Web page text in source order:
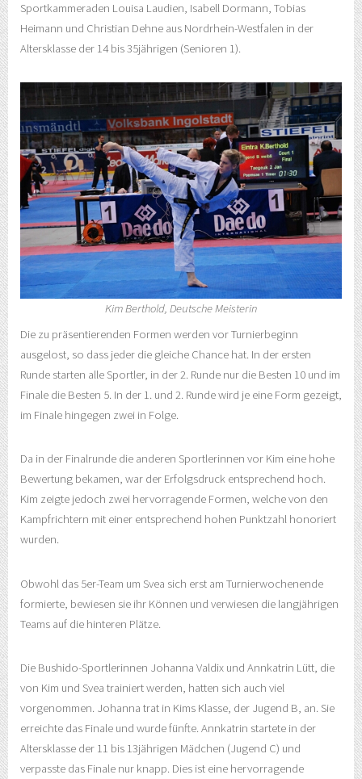
Sportkammeraden Louisa Laudien, Isabell Dormann, Tobias
Heimann und Christian Dehne aus Nordrhein-Westfalen in der
Altersklasse der 14 bis 35jährigen (Senioren 1).
Kim Berthold, Deutsche Meisterin
Die zu präsentierenden Formen werden vor Turnierbeginn
ausgelost, so dass jeder die gleiche Chance hat. In der ersten
Runde starten alle Sportler, in der 2. Runde nur die Besten 10 und im
Finale die Besten 5. In der 1. und 2. Runde wird je eine Form gezeigt,
im Finale hingegen zwei in Folge.
Da in der Finalrunde die anderen Sportlerinnen vor Kim eine hohe
Bewertung bekamen, war der Erfolgsdruck entsprechend hoch.
Kim zeigte jedoch zwei hervorragende Formen, welche von den
Kampfrichtern mit einer entsprechend hohen Punktzahl honoriert
wurden.
Obwohl das 5er-Team um Svea sich erst am Turnierwochenende
formierte, bewiesen sie ihr Können und verwiesen die langjährigen
Teams auf die hinteren Plätze.
Die Bushido-Sportlerinnen Johanna Valdix und Annkatrin Lütt, die
von Kim und Svea trainiert werden, hatten sich auch viel
vorgenommen. Johanna trat in Kims Klasse, der Jugend B, an. Sie
erreichte das Finale und wurde fünfte. Annkatrin startete in der
Altersklasse der 11 bis 13jährigen Mädchen (Jugend C) und
verpasste das Finale nur knapp. Dies ist eine hervorragende